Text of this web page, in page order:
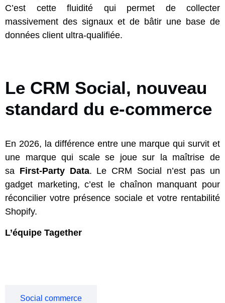
C’est cette fluidité qui permet de collecter
massivement des signaux et de bâtir une base de
données client ultra-qualifiée.
Le CRM Social, nouveau
standard du e-commerce
En 2026, la différence entre une marque qui survit et
une marque qui scale se joue sur la maîtrise de
sa First-Party Data. Le CRM Social n’est pas un
gadget marketing, c’est le chaînon manquant pour
réconcilier votre présence sociale et votre rentabilité
Shopify.
L’équipe Tagether
Social commerce